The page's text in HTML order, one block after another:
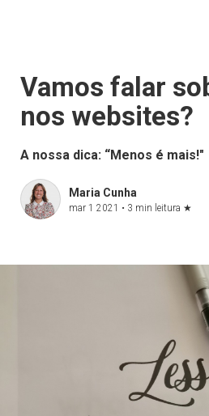
Vamos falar
nos websites?
A nossa dica: “Menos é mais!"
Maria Cunha
mar 1 2021 • 3 min leitura ★